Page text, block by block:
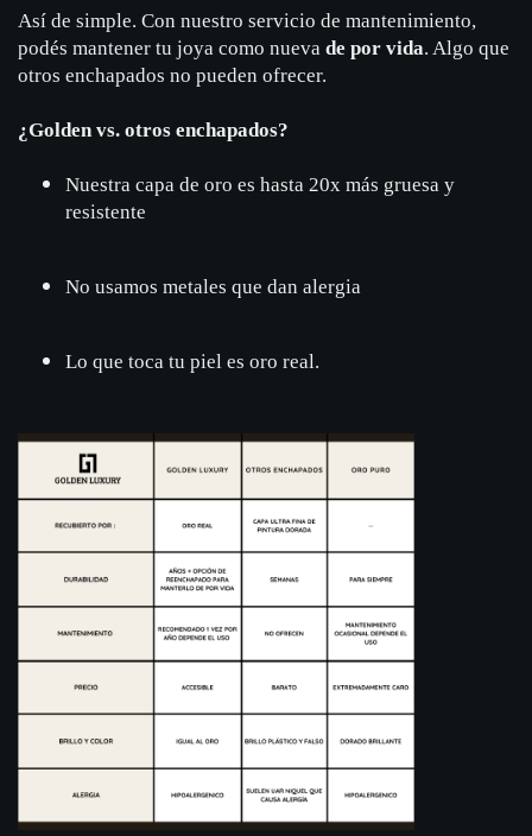
Así de simple. Con nuestro servicio de mantenimiento,
podés mantener tu joya como nueva de por vida. Algo que
otros enchapados no pueden ofrecer.
¿Golden vs. otros enchapados?
Nuestra capa de oro es hasta 20x más gruesa y
resistente
No usamos metales que dan alergia
Lo que toca tu piel es oro real.